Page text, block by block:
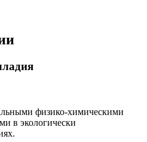
физико-химическими
в экологически